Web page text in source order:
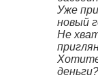
Уже
новый
Не
деньги?